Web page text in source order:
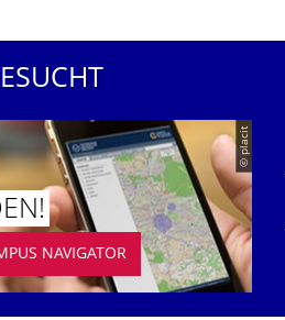
© placit
NAVIGATOR